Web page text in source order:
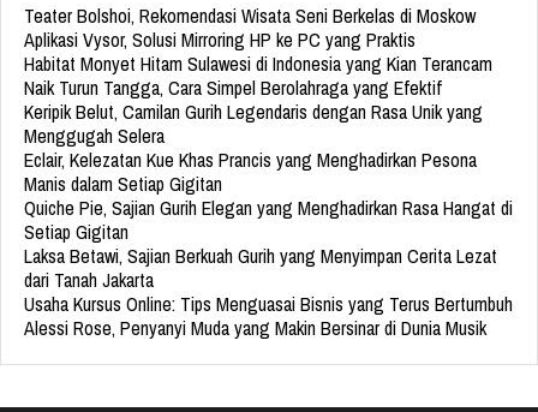
Teater Bolshoi, Rekomendasi Wisata Seni Berkelas di Moskow
Aplikasi Vysor, Solusi Mirroring HP ke PC yang Praktis
Habitat Monyet Hitam Sulawesi di Indonesia yang Kian Terancam
Naik Turun Tangga, Cara Simpel Berolahraga yang Efektif
Keripik Belut, Camilan Gurih Legendaris dengan Rasa Unik yang
Menggugah Selera
Eclair, Kelezatan Kue Khas Prancis yang Menghadirkan Pesona
Manis dalam Setiap Gigitan
Quiche Pie, Sajian Gurih Elegan yang Menghadirkan Rasa Hangat di
Setiap Gigitan
Laksa Betawi, Sajian Berkuah Gurih yang Menyimpan Cerita Lezat
dari Tanah Jakarta
Usaha Kursus Online: Tips Menguasai Bisnis yang Terus Bertumbuh
Alessi Rose, Penyanyi Muda yang Makin Bersinar di Dunia Musik